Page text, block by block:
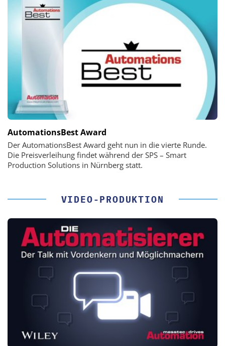
AutomationsBest Award
Der AutomationsBest Award geht nun in die vierte Runde.
Die Preisverleihung findet während der SPS – Smart
Production Solutions in Nürnberg statt.
VIDEO-PRODUKTION